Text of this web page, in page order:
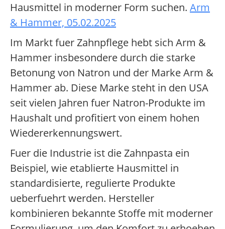
Hausmittel in moderner Form suchen. Arm
& Hammer, 05.02.2025
Im Markt fuer Zahnpflege hebt sich Arm &
Hammer insbesondere durch die starke
Betonung von Natron und der Marke Arm &
Hammer ab. Diese Marke steht in den USA
seit vielen Jahren fuer Natron-Produkte im
Haushalt und profitiert von einem hohen
Wiedererkennungswert.
Fuer die Industrie ist die Zahnpasta ein
Beispiel, wie etablierte Hausmittel in
standardisierte, regulierte Produkte
ueberfuehrt werden. Hersteller
kombinieren bekannte Stoffe mit moderner